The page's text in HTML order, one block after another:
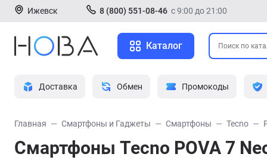
Ижевск 8 (800) 551-08-46 с 9:00 до 21:00
Каталог
Доставка Обмен Промокоды
Главная Смартфоны и Гаджеты Смартфоны Tecno
Смартфоны Tecno POVA 7